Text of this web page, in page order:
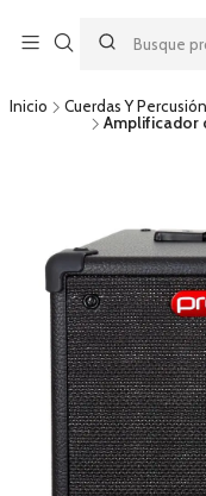
por una compra
acumulable a otras
Inicio Cuerdas Y Percusión
Amplificador